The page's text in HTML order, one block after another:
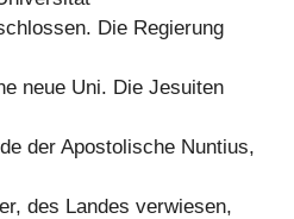
Die Regierung
neue Uni. Die Jesuiten
der Apostolische Nuntius,
des Landes verwiesen,